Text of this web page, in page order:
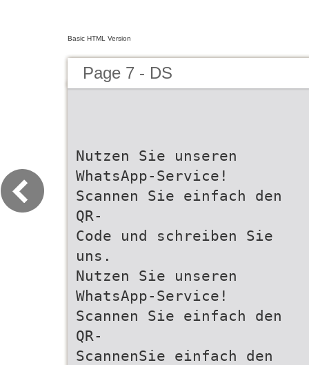
Basic HTML Version
Page 7 - DS
Nutzen Sie unseren
WhatsApp-Service!
Scannen Sie einfach den
QR-
Code und schreiben Sie
uns.
Nutzen Sie unseren
WhatsApp-Service!
Scannen Sie einfach den
QR-
ScannenSie einfach den